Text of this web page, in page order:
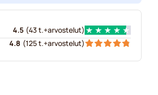
4.5 (43 t.+arvostelut)
4.8 (125 t.+arvostelut)